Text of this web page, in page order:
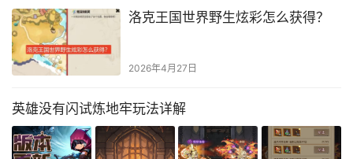
洛克王国世界野生炫彩怎么获得？
2026年4月27日
英雄没有闪试炼地牢玩法详解